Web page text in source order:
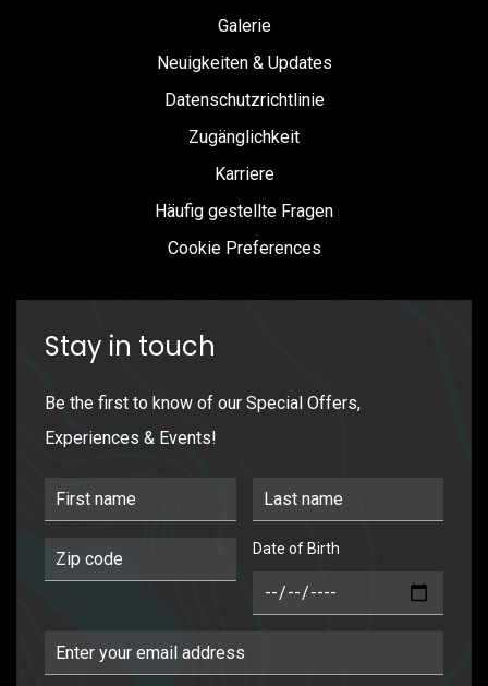
Galerie
Neuigkeiten & Updates
Datenschutzrichtlinie
Zugänglichkeit
Karriere
Häufig gestellte Fragen
Cookie Preferences
Stay in touch
Be the first to know of our Special Offers,
Experiences & Events!
First Name Last Name
Postal Code DOB
Date of Birth
Email Address